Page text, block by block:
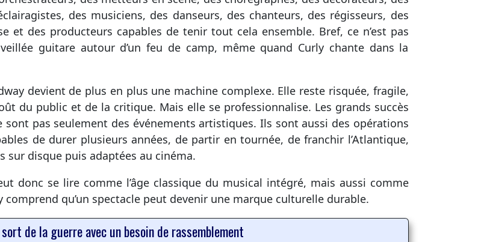
des musiciens, des danseurs, des chanteurs, des régisseurs, des
et des producteurs capables de tenir tout cela ensemble. Bref, ce n’est pas
guitare autour d’un feu de camp, même quand Curly chante dans la
devient de plus en plus une machine complexe. Elle reste risquée, fragile,
du public et de la critique. Mais elle se professionnalise. Les grands succès
sont pas seulement des événements artistiques. Ils sont aussi des opérations
de durer plusieurs années, de partir en tournée, de franchir l’Atlantique,
sur disque puis adaptées au cinéma.
donc se lire comme l’âge classique du musical intégré, mais aussi comme
comprend qu’un spectacle peut devenir une marque culturelle durable.
de la guerre avec un besoin de rassemblement